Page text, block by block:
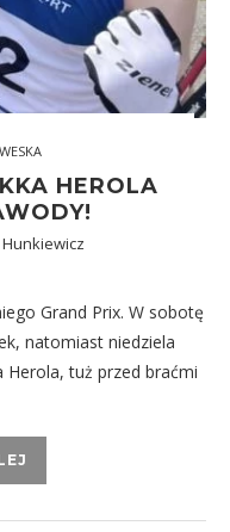
HEROLA
Grand Prix. W sobotę
natomiast niedziela
Herola, tuż przed braćmi